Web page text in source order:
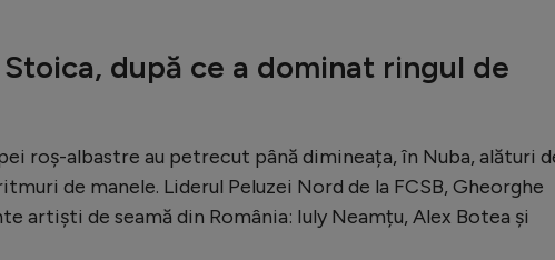
după ce a dominat ringul de
roș-albastre au petrecut până dimineața, în Nuba, alături
de manele. Liderul Peluzei Nord de la FCSB, Gheorghe
artiști de seamă din România: Iuly Neamțu, Alex Botea și